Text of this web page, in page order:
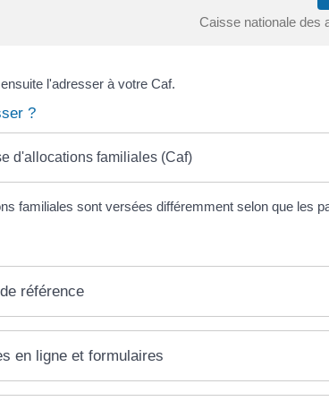
Caisse nationale des
l'adresser à votre Caf.
?
d'allocations familiales (Caf)
familiales sont versées différemment selon que les
référence
en ligne et formulaires